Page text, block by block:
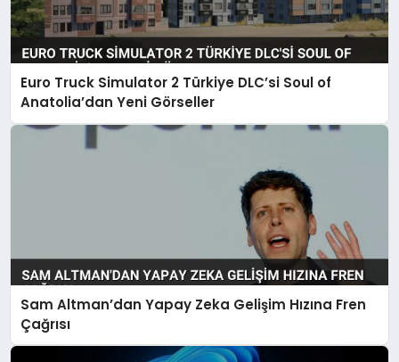
Euro Truck Simulator 2 Türkiye DLC’si Soul of
Anatolia’dan Yeni Görseller
Sam Altman’dan Yapay Zeka Gelişim Hızına Fren
Çağrısı